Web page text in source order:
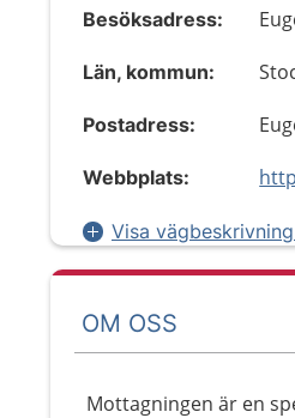
Besöksadress:
Län, kommun:
Postadress:
Webbplats:
Visa
OM OSS
Mottagningen är en